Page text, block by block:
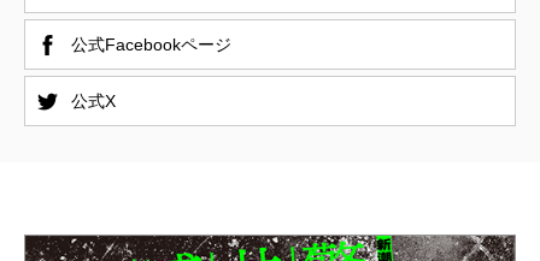
公式Facebookページ
公式X